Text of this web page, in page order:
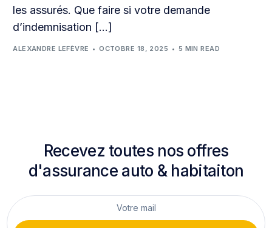
les assurés. Que faire si votre demande
d’indemnisation […]
ALEXANDRE LEFÈVRE OCTOBRE 18, 2025 5 MIN READ
Recevez toutes nos offres
d'assurance auto & habitaiton